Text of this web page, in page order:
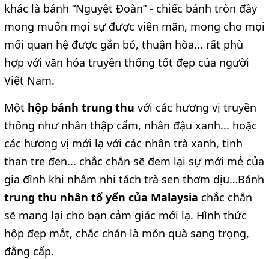
khác là bánh “Nguyệt Đoàn” - chiếc bánh tròn đầy
mong muốn mọi sự được viên mãn, mong cho mọi
mối quan hệ được gắn bó, thuận hòa,.. rất phù
hợp với văn hóa truyền thống tốt đẹp của người
Việt Nam.
Một hộp bánh trung thu với các hương vị truyền
thống như nhân thập cẩm, nhân đậu xanh... hoặc
các hương vị mới lạ với các nhân trà xanh, tinh
than tre đen... chắc chắn sẽ đem lại sự mới mẻ của
gia đình khi nhâm nhi tách trà sen thơm dịu…Bánh
trung thu nhân tổ yến của Malaysia chắc chắn
sẽ mang lại cho bạn cảm giác mới lạ. Hình thức
hộp đẹp mắt, chắc chán là món quà sang trọng,
đẳng cấp.